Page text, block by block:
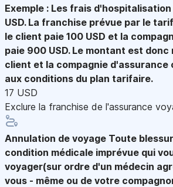
Exemple : Les frais
USD. La franchise prévue par le
le client paie 100 USD et la
paie 900 USD. Le montant est
client et la compagnie d'assurance
aux conditions du plan tarifaire.
17 USD
Exclure la franchise de l'assurance
Annulation de voyage Toute
condition médicale imprévue qui
voyager(sur ordre d'un médecin
vous - même ou de votre